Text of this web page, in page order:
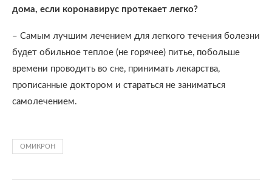
дома, если коронавирус протекает легко?
– Самым лучшим лечением для легкого течения болезни
будет обильное теплое (не горячее) питье, побольше
времени проводить во сне, принимать лекарства,
прописанные доктором и стараться не заниматься
самолечением.
ОМИКРОН